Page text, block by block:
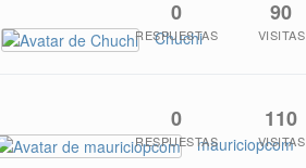
Chuchi
0
RESPUESTAS
90
VISITAS
mauriciopcom
0
RESPUESTAS
110
VISITAS